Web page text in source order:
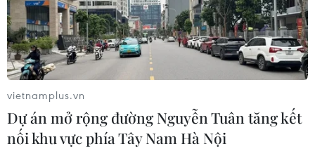
vietnamplus.vn
Dự án mở rộng đường Nguyễn Tuân tăng kết
nối khu vực phía Tây Nam Hà Nội